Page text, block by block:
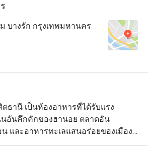
บางรัก กรุงเทพมหานคร
ตธานี เป็นห้องอาหารที่ได้รับแรง
อันคึกคักของฮานอย ตลาดอัน
และอาหารทะเลแสนอร่อยของเมือง
านนำเสนอเมนูอาหารเวียดนามร่วม